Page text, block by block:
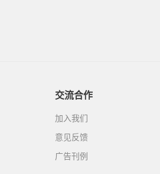
交流合作
加入我们
意见反馈
广告刊例